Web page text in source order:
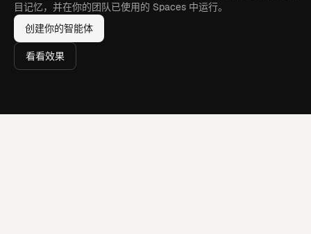
目记忆，并在你的团队已使用的 Spaces 中运行。
创建你的智能体
看看效果